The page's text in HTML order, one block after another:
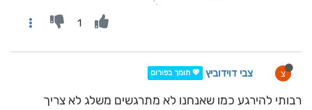
1
צ צבי דוידוביץ 💖 תומך בפורום
רבותי להירגע כמו שאנחנו לא מתרגשים משלג לא צריך